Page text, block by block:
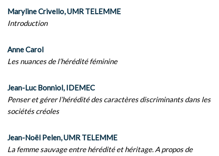
Maryline Crivello, UMR TELEMME
Introduction
Anne Carol
Les nuances de l’hérédité féminine
Jean-Luc Bonniol, IDEMEC
Penser et gérer l’hérédité des caractères discriminants dans les
sociétés créoles
Jean-Noël Pelen, UMR TELEMME
La femme sauvage entre hérédité et héritage. A propos de